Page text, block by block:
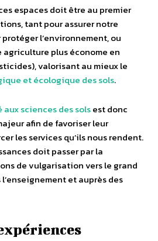
espaces doit être au premier
tant pour assurer notre
l’environnement, ou
plus économe en
valorisant au mieux le
et écologique des sols.
sciences des solsest donc
afin de favoriser leur
les services qu’ils nous rendent.
doit passer par la
de vulgarisation vers le grand
et auprès des